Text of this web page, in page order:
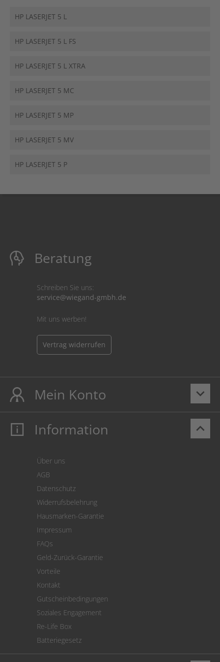
HP LASERJET 5 L
HP LASERJET 5 L FS
HP LASERJET 5 L XTRA
HP LASERJET 5 MC
HP LASERJET 5 MP
HP LASERJET 5 MV
HP LASERJET 5 P
Beratung
Schreiben Sie uns:
service@wiegand-gmbh.de
Mit uns werben!
Vertrag widerrufen
keyboard_arrow_down
Mein Konto
Mein Konto
Cookie Einstellungen
keyboard_arrow_up
Information
Über uns
AGB
Datenschutz
Widerrufsbelehrung
Hausmarken-Garantie
Impressum
FAQs
Geld-Zurück-Garantie
Vorteile
Kontakt
Gutscheinbedingungen
Soziales Engagement
Re-Life Box
Batteriegesetz